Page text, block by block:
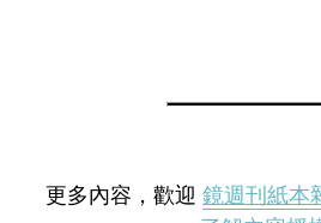
更多內容，歡迎 鏡週刊紙本